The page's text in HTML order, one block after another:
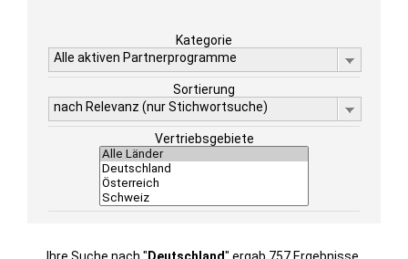
Kategorie
Alle aktiven Partnerprogramme
Sortierung
nach Relevanz (nur Stichwortsuche)
Vertriebsgebiete